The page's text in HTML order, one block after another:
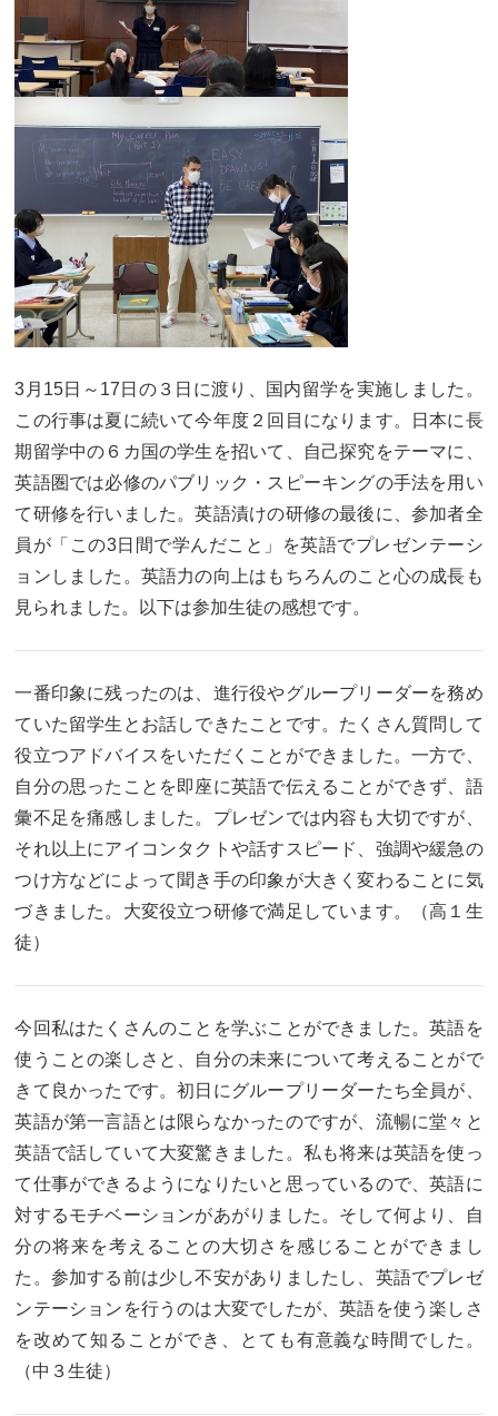
国際交流
国際交流行事 1年留学の制度
1年留学の留学先 本校の姉妹校・友好校
入試関連情報
学校説明会等イベント情報 デジタルパンフレット
募集要項 入試結果
入試問題 入試Q&A
保護者の方へ
在校生の方へ
アクセス
お問い合わせ 個人情報保護について
3月15日～17日の３日に渡り、国内留学を実施しました。
この行事は夏に続いて今年度２回目になります。日本に長
期留学中の６カ国の学生を招いて、自己探究をテーマに、
英語圏では必修のパブリック・スピーキングの手法を用い
て研修を行いました。英語漬けの研修の最後に、参加者全
員が「この3日間で学んだこと」を英語でプレゼンテーシ
ョンしました。英語力の向上はもちろんのこと心の成長も
見られました。以下は参加生徒の感想です。
一番印象に残ったのは、進行役やグループリーダーを務め
ていた留学生とお話しできたことです。たくさん質問して
役立つアドバイスをいただくことができました。一方で、
自分の思ったことを即座に英語で伝えることができず、語
彙不足を痛感しました。プレゼンでは内容も大切ですが、
それ以上にアイコンタクトや話すスピード、強調や緩急の
つけ方などによって聞き手の印象が大きく変わることに気
づきました。大変役立つ研修で満足しています。（高１生
徒）
今回私はたくさんのことを学ぶことができました。英語を
使うことの楽しさと、自分の未来について考えることがで
きて良かったです。初日にグループリーダーたち全員が、
英語が第一言語とは限らなかったのですが、流暢に堂々と
英語で話していて大変驚きました。私も将来は英語を使っ
て仕事ができるようになりたいと思っているので、英語に
対するモチベーションがあがりました。そして何より、自
分の将来を考えることの大切さを感じることができまし
た。参加する前は少し不安がありましたし、英語でプレゼ
ンテーションを行うのは大変でしたが、英語を使う楽しさ
を改めて知ることができ、とても有意義な時間でした。
（中３生徒）